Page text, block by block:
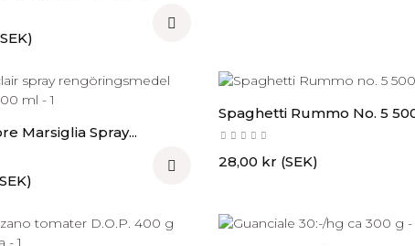

Marsiglia Spray...

Spaghetti Rummo No. 5
Pris
28,00 kr (SEK)